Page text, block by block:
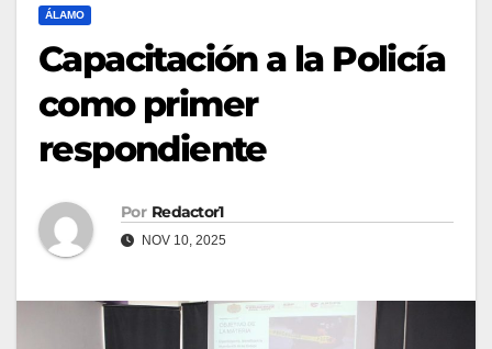
ÁLAMO
Capacitación a la Policía
como primer
respondiente
Por Redactor1
NOV 10, 2025